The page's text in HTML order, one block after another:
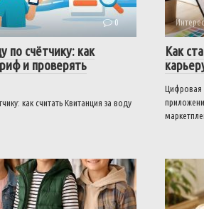
0
по счётчику: как
и проверять
как считать Квитанция за воду
Как
Цифровая